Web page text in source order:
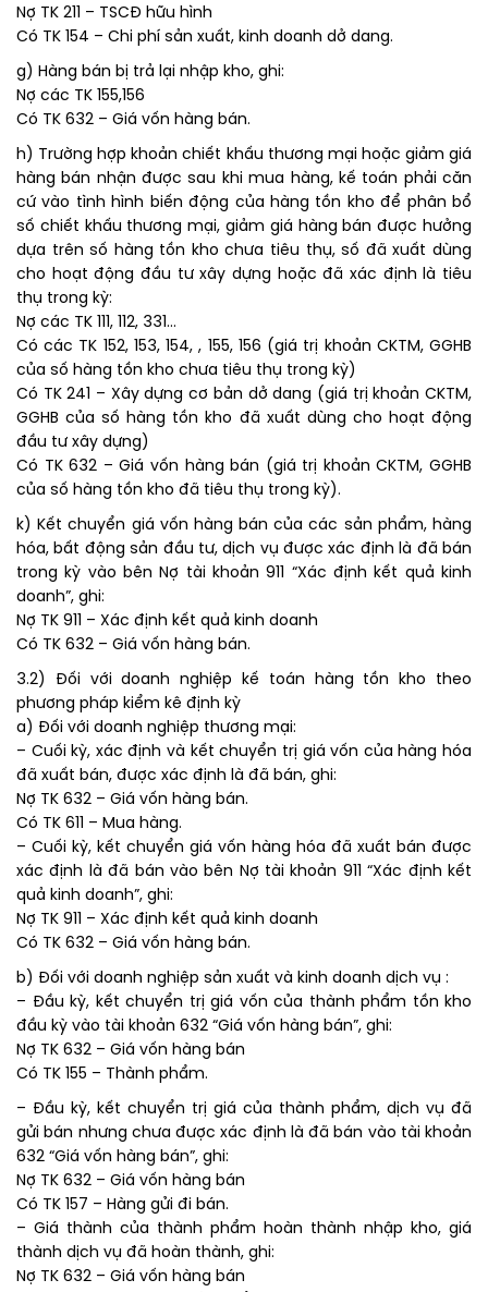
Nợ TK 211 – TSCĐ hữu hình
Có TK 154 – Chi phí sản xuất, kinh doanh dở dang.
g) Hàng bán bị trả lại nhập kho, ghi:
Nợ các TK 155,156
Có TK 632 – Giá vốn hàng bán.
h) Trường hợp khoản chiết khấu thương mại hoặc giảm giá
hàng bán nhận được sau khi mua hàng, kế toán phải căn
cứ vào tình hình biến động của hàng tồn kho để phân bổ
số chiết khấu thương mại, giảm giá hàng bán được hưởng
dựa trên số hàng tồn kho chưa tiêu thụ, số đã xuất dùng
cho hoạt động đầu tư xây dựng hoặc đã xác định là tiêu
thụ trong kỳ:
Nợ các TK 111, 112, 331…
Có các TK 152, 153, 154, , 155, 156 (giá trị khoản CKTM, GGHB
của số hàng tồn kho chưa tiêu thụ trong kỳ)
Có TK 241 – Xây dựng cơ bản dở dang (giá trị khoản CKTM,
GGHB của số hàng tồn kho đã xuất dùng cho hoạt động
đầu tư xây dựng)
Có TK 632 – Giá vốn hàng bán (giá trị khoản CKTM, GGHB
của số hàng tồn kho đã tiêu thụ trong kỳ).
k) Kết chuyển giá vốn hàng bán của các sản phẩm, hàng
hóa, bất động sản đầu tư, dịch vụ được xác định là đã bán
trong kỳ vào bên Nợ tài khoản 911 “Xác định kết quả kinh
doanh”, ghi:
Nợ TK 911 – Xác định kết quả kinh doanh
Có TK 632 – Giá vốn hàng bán.
3.2) Đối với doanh nghiệp kế toán hàng tồn kho theo
phương pháp kiểm kê định kỳ
a) Đối với doanh nghiệp thương mại:
– Cuối kỳ, xác định và kết chuyển trị giá vốn của hàng hóa
đã xuất bán, được xác định là đã bán, ghi:
Nợ TK 632 – Giá vốn hàng bán.
Có TK 611 – Mua hàng.
– Cuối kỳ, kết chuyển giá vốn hàng hóa đã xuất bán được
xác định là đã bán vào bên Nợ tài khoản 911 “Xác định kết
quả kinh doanh”, ghi:
Nợ TK 911 – Xác định kết quả kinh doanh
Có TK 632 – Giá vốn hàng bán.
b) Đối với doanh nghiệp sản xuất và kinh doanh dịch vụ :
– Đầu kỳ, kết chuyển trị giá vốn của thành phẩm tồn kho
đầu kỳ vào tài khoản 632 “Giá vốn hàng bán”, ghi:
Nợ TK 632 – Giá vốn hàng bán
Có TK 155 – Thành phẩm.
– Đầu kỳ, kết chuyển trị giá của thành phẩm, dịch vụ đã
gửi bán nhưng chưa được xác định là đã bán vào tài khoản
632 “Giá vốn hàng bán”, ghi:
Nợ TK 632 – Giá vốn hàng bán
Có TK 157 – Hàng gửi đi bán.
– Giá thành của thành phẩm hoàn thành nhập kho, giá
thành dịch vụ đã hoàn thành, ghi:
Nợ TK 632 – Giá vốn hàng bán